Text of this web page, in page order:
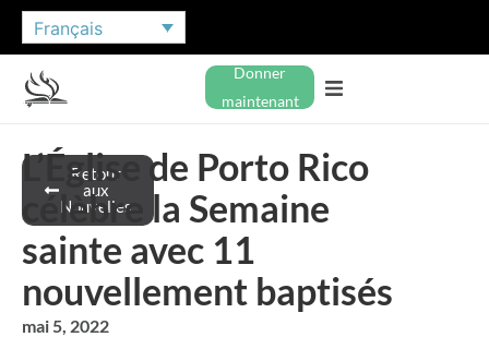
Français
Donner
maintenant
Retour
aux
Nouvelles
L’Église de Porto Rico
célèbre la Semaine
sainte avec 11
nouvellement baptisés
mai 5, 2022